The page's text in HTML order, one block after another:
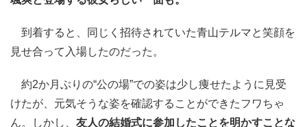
到着すると、同じく招待されていた青山テルマと笑顔を
見せ合って入場したのだった。
約2か月ぶりの“公の場”での姿は少し痩せたように見受
けたが、元気そうな姿を確認することができたフワちゃ
ん。しかし、 友人の結婚式に参加したことを明かすことな